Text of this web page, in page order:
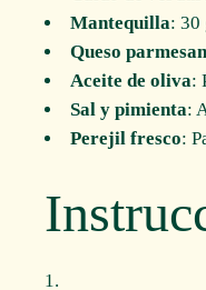
Mantequilla: 30
Queso
Aceite de oliva:
Sal y pimienta:
Perejil fresco: